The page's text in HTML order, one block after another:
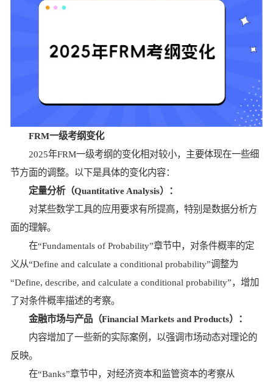
FRM一级考纲变化
2025年FRM一级考纲的变化相对较小，主要体现在一些细
节方面的调整。以下是具体的变化内容：
定量分析（Quantitative Analysis）：
对某些数学工具的应用要求有所提高，特别是数据分析方
面的理解。
在“Fundamentals of Probability”章节中，对条件概率的定
义从“Define and calculate a conditional probability”调整为
“Define, describe, and calculate a conditional probability”，增加
了对条件概率描述的考察。
金融市场与产品（Financial Markets and Products）：
内容增加了一些新的实际案例，以强调市场动态对理论的
反映。
在“Banks”章节中，对经济资本和监管资本的考察从